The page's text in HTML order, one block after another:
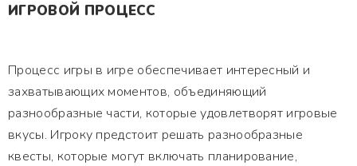
ИГРОВОЙ ПРОЦЕСС
Процесс игры в игре обеспечивает интересный и
захватывающих моментов, объединяющий
разнообразные части, которые удовлетворят игровые
вкусы. Игроку предстоит решать разнообразные
квесты, которые могут включать планирование,